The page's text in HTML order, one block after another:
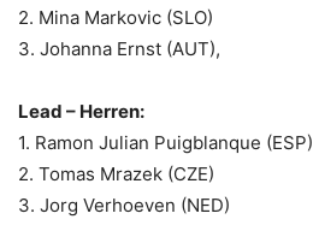
2. Mina Markovic (SLO)
3. Johanna Ernst (AUT),
Lead – Herren:
1. Ramon Julian Puigblanque (ESP)
2. Tomas Mrazek (CZE)
3. Jorg Verhoeven (NED)